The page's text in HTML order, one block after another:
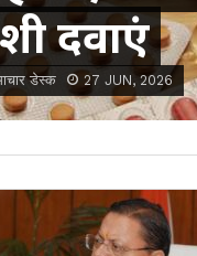
दवाएं
डेस्क 27 JUN, 2026